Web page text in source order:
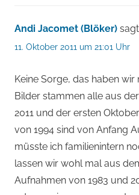
Andi Jacomet (Blöker)
11. Oktober 2011 um 21:01 Uhr
Keine Sorge, das haben
Bilder stammen alle aus
2011 und der ersten
von 1994 sind von Anfang
müsste ich familienintern
lassen wir wohl mal aus
Aufnahmen von 1983 und